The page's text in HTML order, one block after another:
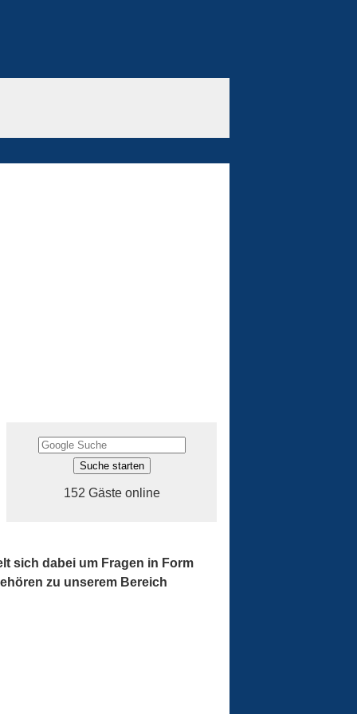
152 Gäste online
sich dabei um Fragen in Form
zu unserem Bereich